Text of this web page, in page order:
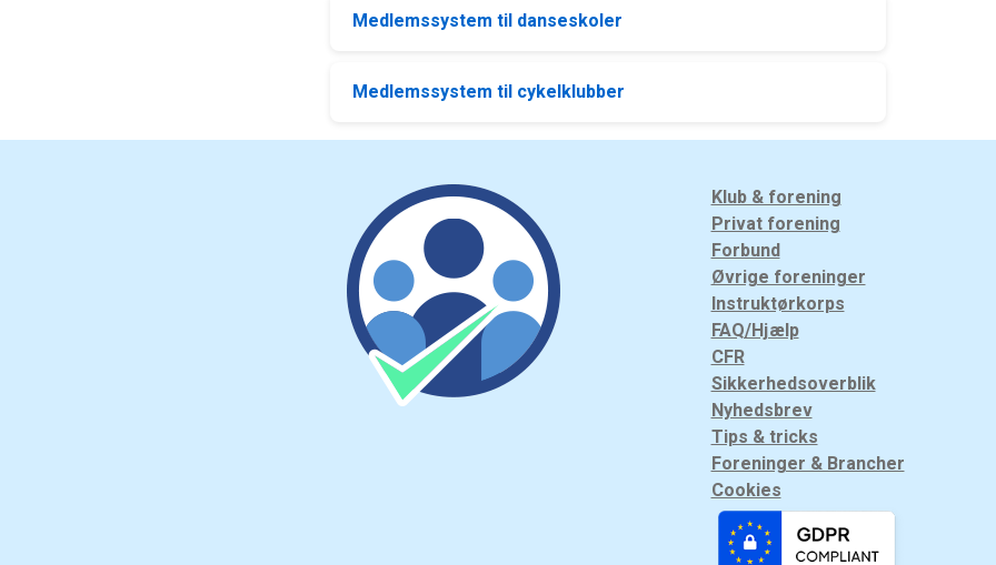
Medlemssystem til danseskoler
Medlemssystem til cykelklubber
Klub & forening
Privat forening
Forbund
Øvrige foreninger
Instruktørkorps
FAQ/Hjælp
CFR
Sikkerhedsoverblik
Nyhedsbrev
Tips & tricks
Foreninger & Brancher
Cookies